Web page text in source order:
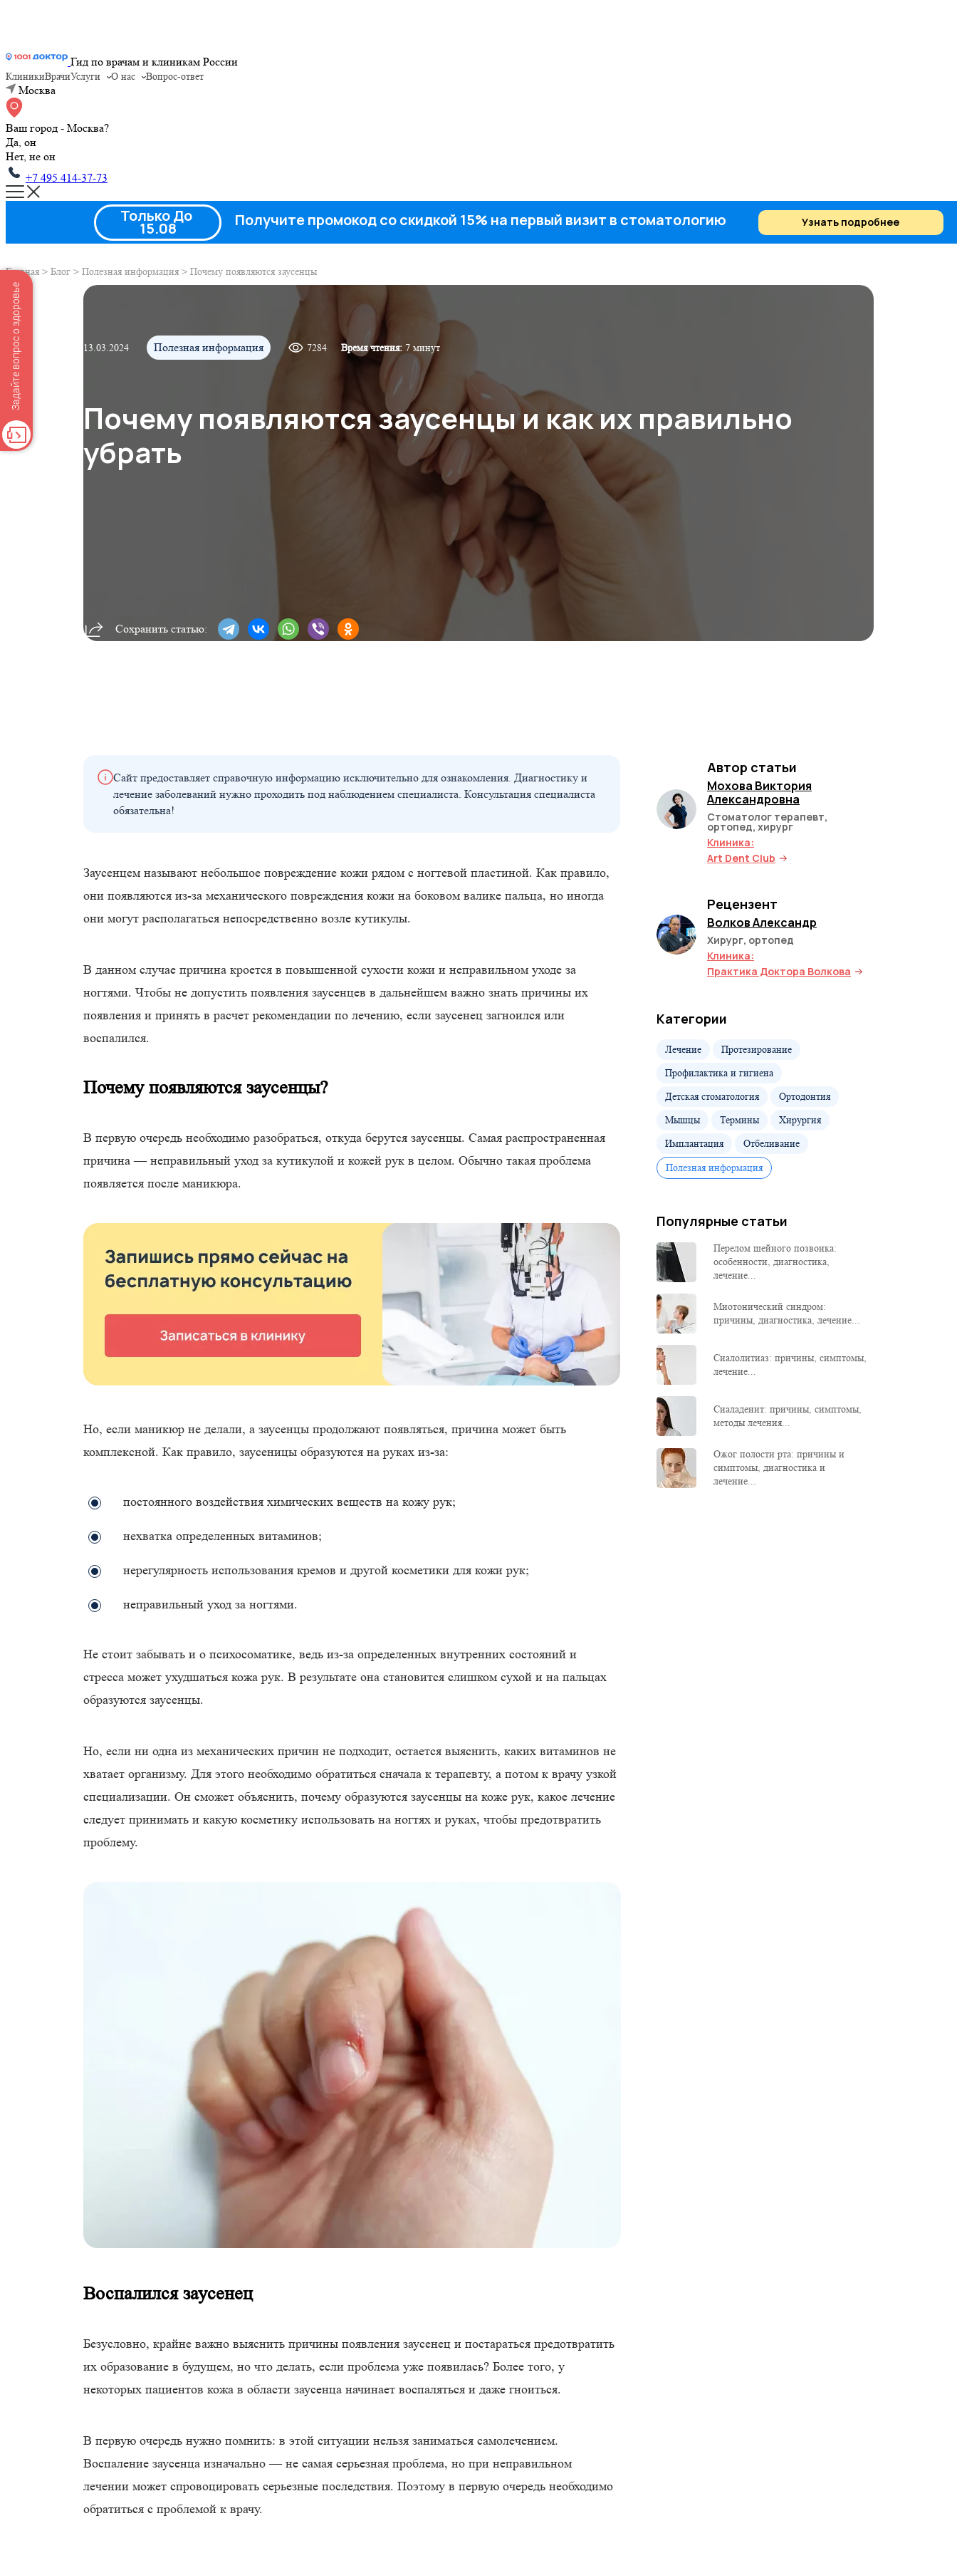
Гид по врачам и клиникам России
КлиникиВрачиУслуги О нас Вопрос-ответ
Москва
Ваш город - Москва?
Да, он
Нет, не он
+7 495 414-37-73
Главная > Блог > Полезная информация > Почему появляются заусенцы
13.03.2024 Полезная информация 7284 Время чтения: 7 минут
Почему появляются заусенцы и как их правильно
убрать
Сохранить статью:
Сайт предоставляет справочную информацию исключительно для ознакомления. Диагностику и
лечение заболеваний нужно проходить под наблюдением специалиста. Консультация специалиста
обязательна!
Заусенцем называют небольшое повреждение кожи рядом с ногтевой пластиной. Как правило,
они появляются из-за механического повреждения кожи на боковом валике пальца, но иногда
они могут располагаться непосредственно возле кутикулы.
В данном случае причина кроется в повышенной сухости кожи и неправильном уходе за
ногтями. Чтобы не допустить появления заусенцев в дальнейшем важно знать причины их
появления и принять в расчет рекомендации по лечению, если заусенец загноился или
воспалился.
Почему появляются заусенцы?
В первую очередь необходимо разобраться, откуда берутся заусенцы. Самая распространенная
причина — неправильный уход за кутикулой и кожей рук в целом. Обычно такая проблема
появляется после маникюра.
Но, если маникюр не делали, а заусенцы продолжают появляться, причина может быть
комплексной. Как правило, заусеницы образуются на руках из-за:
постоянного воздействия химических веществ на кожу рук;
нехватка определенных витаминов;
нерегулярность использования кремов и другой косметики для кожи рук;
неправильный уход за ногтями.
Не стоит забывать и о психосоматике, ведь из-за определенных внутренних состояний и
стресса может ухудшаться кожа рук. В результате она становится слишком сухой и на пальцах
образуются заусенцы.
Но, если ни одна из механических причин не подходит, остается выяснить, каких витаминов не
хватает организму. Для этого необходимо обратиться сначала к терапевту, а потом к врачу узкой
специализации. Он сможет объяснить, почему образуются заусенцы на коже рук, какое лечение
следует принимать и какую косметику использовать на ногтях и руках, чтобы предотвратить
проблему.
Воспалился заусенец
Безусловно, крайне важно выяснить причины появления заусенец и постараться предотвратить
их образование в будущем, но что делать, если проблема уже появилась? Более того, у
некоторых пациентов кожа в области заусенца начинает воспаляться и даже гноиться.
В первую очередь нужно помнить: в этой ситуации нельзя заниматься самолечением.
Воспаление заусенца изначально — не самая серьезная проблема, но при неправильном
лечении может спровоцировать серьезные последствия. Поэтому в первую очередь необходимо
обратиться с проблемой к врачу.
Автор статьи
Мохова Виктория
Александровна
Стоматолог терапевт,
ортопед, хирург
Клиника:
Art Dent Club
Рецензент
Волков Александр
Хирург, ортопед
Клиника:
Практика Доктора Волкова
Категории
Лечение Протезирование
Профилактика и гигиена
Детская стоматология Ортодонтия
Мышцы Термины Хирургия
Имплантация Отбеливание
Полезная информация
Популярные статьи
Перелом шейного позвонка:
особенности, диагностика,
лечение...
Миотонический синдром:
причины, диагностика, лечение...
Сиалолитиаз: причины, симптомы,
лечение...
Сиаладенит: причины, симптомы,
методы лечения...
Ожог полости рта: причины и
симптомы, диагностика и
лечение...
Только До
15.08 Получите промокод со скидкой 15% на первый визит в стоматологию Узнать подробнее
Задайте вопрос о здоровье